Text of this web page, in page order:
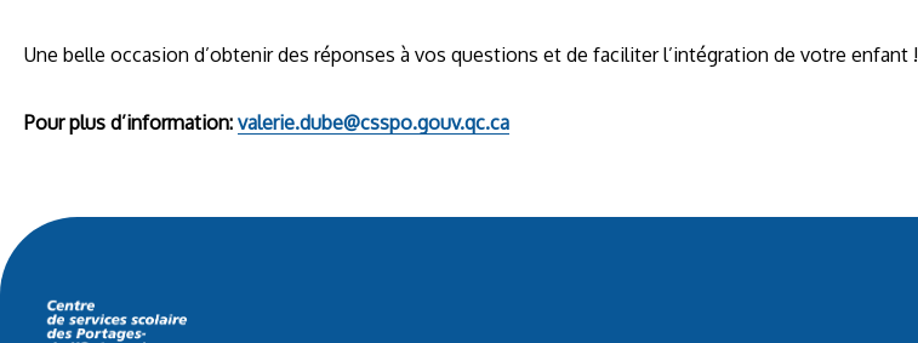
Une belle occasion d’obtenir des réponses à vos questions et de faciliter l’intégration de votre enfant !
Pour plus d’information: valerie.dube@csspo.gouv.qc.ca